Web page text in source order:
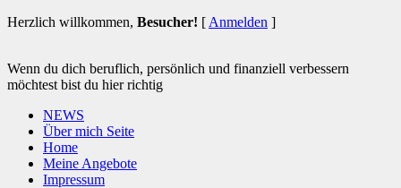
Herzlich willkommen, Besucher! [ Anmelden ]
Wenn du dich beruflich, persönlich und finanziell verbessern
möchtest bist du hier richtig
NEWS
Über mich Seite
Home
Meine Angebote
Impressum